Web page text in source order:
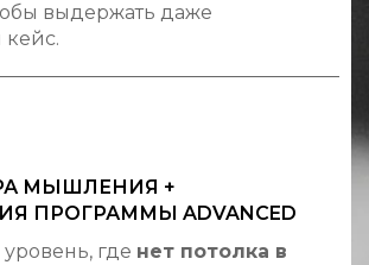
выдержать даже
МЫШЛЕНИЯ +
ПРОГРАММЫ ADVANCED
где нет потолка в